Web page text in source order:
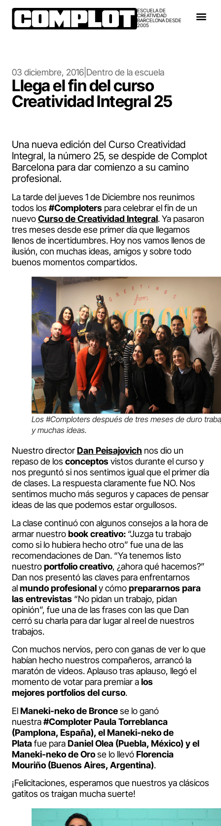
ESCUELA DE
CREATIVIDAD
BARCELONA DESDE
2005
03 diciembre, 2016 Dentro de la escuela
Llega el fin del curso
Creatividad Integral 25
Una nueva edición del Curso Creatividad
Integral, la número 25, se despide de Complot
Barcelona para dar comienzo a su camino
profesional.
La tarde del jueves 1 de Diciembre nos reunimos
todos los #Comploters para celebrar el fin de un
nuevoCurso de Creatividad Integral. Ya pasaron
tres meses desde ese primer día que llegamos
llenos de incertidumbres. Hoy nos vamos llenos de
ilusión, con muchas ideas, amigos y sobre todo
buenos momentos compartidos.
Los #Comploters después de tres meses de duro
y muchas ideas.
Nuestro directorDan Peisajovich nos dio un
repaso de los conceptosvistos durante el curso y
nos preguntó si nos sentimos igual que el primer día
de clases. La respuesta claramente fue NO. Nos
sentimos mucho más seguros y capaces de pensar
ideas de las que podemos estar orgullosos.
La clase continuó con algunos consejos a la hora de
armar nuestrobook creativo: “Juzga tu trabajo
como si lo hubiera hecho otro” fue una de las
recomendaciones de Dan. “Ya tenemos listo
nuestroportfolio creativo, ¿ahora qué hacemos?”
Dan nos presentó las claves para enfrentarnos
almundo profesionaly cómoprepararnos para
las entrevistas “No pidan un trabajo, pidan
opinión”, fue una de las frases con las que Dan
cerró su charla para dar lugar al reel de nuestros
trabajos.
Con muchos nervios, pero con ganas de ver lo que
habían hecho nuestros compañeros, arrancó la
maratón de videos. Aplauso tras aplauso, llegó el
momento de votar para premiar alos
mejores portfolios del curso.
ElManeki-neko de Broncese lo ganó
nuestra#ComploterPaula Torreblanca
(Pamplona, España), el Maneki-neko de
Platafue paraDaniel Olea (Puebla, México) y el
Maneki-neko de Orose lo llevóFlorencia
Mouriño (Buenos Aires, Argentina).
¡Felicitaciones, esperamos que nuestros ya clásicos
gatitos os traigan mucha suerte!